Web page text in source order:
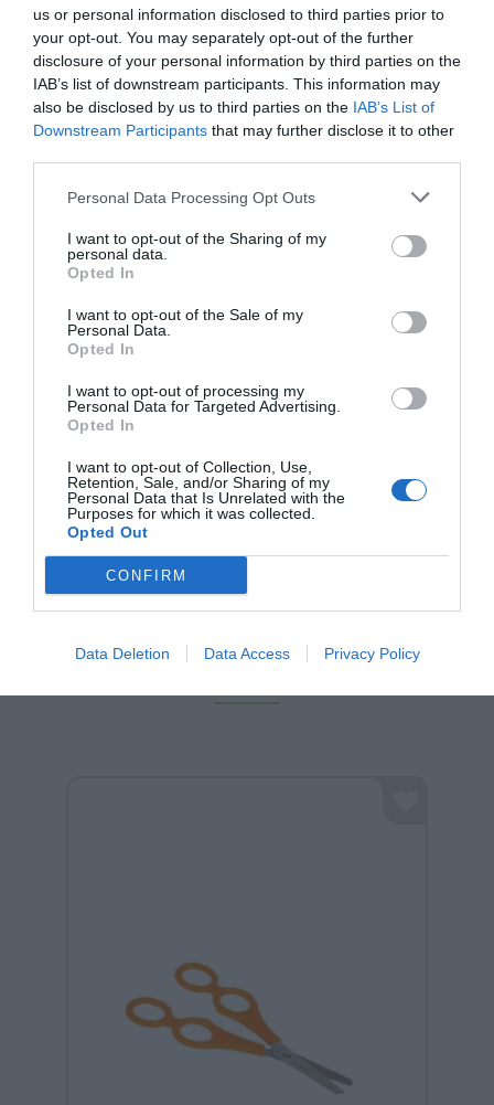
us or personal information disclosed to third parties prior to
your opt-out. You may separately opt-out of the further
disclosure of your personal information by third parties on the
IAB’s list of downstream participants. This information may
also be disclosed by us to third parties on the IAB’s List of
Downstream Participants that may further disclose it to other
Personal Data Processing Opt Outs
I want to opt-out of the Sharing of my
personal data.
Opted In
I want to opt-out of the Sale of my
Personal Data.
Opted In
I want to opt-out of processing my
Personal Data for Targeted Advertising.
Opted In
I want to opt-out of Collection, Use,
Retention, Sale, and/or Sharing of my
Personal Data that Is Unrelated with the
Purposes for which it was collected.
Opted Out
CONFIRM
Data Deletion Data Access Privacy Policy
στόχο:
Ανάπτυξη Δεξιοτήτων:
Από τη λεπτή κινητικότητα
έως τη λογική σκέψη.
Διέγερση Εμπειρίας:Κάθε παζλ και παιχνίδι είναι
ένα εργαλείο που κινητοποιεί τη σκέψη και τη
δημιουργικότητα.
Παιδαγωγική Δομή:Ιδανικά για χρήση τόσο στο
Νηπιαγωγεία).
Ένας Όμιλος, Ένας Κόσμος Γνώσης
Η Educo αποτελεί μέρος μιας μεγάλης οικογένειας
που εξειδικεύεται στην εκπαίδευση. Στον όμιλο της
Heutinkανήκουν επίσης παγκοσμίου φήμης brands,
διασφαλίζοντας την κορυφαία ποιότητα και την
Montessori:Αυθεντικά υλικά της μεθόδου
Μοντεσσόρι.
Jegro:Εξειδικευμένα εργαλεία για τα μαθηματικά και
Toys for Life:Ποιοτικά παιχνίδια για την ανάπτυξη
των παιδιών στο σπίτι.
Η αποστολή μας:
παιχνίδι συνδυάζεται με τη μάθηση, το αποτέλεσμα
είναι η ευτυχία!
Σχετικά προϊόντα